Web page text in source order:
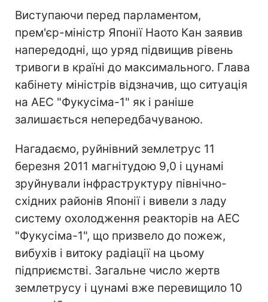
Виступаючи перед парламентом,
прем'єр-міністр Японії Наото Кан заявив
напередодні, що уряд підвищив рівень
тривоги в країні до максимального. Глава
кабінету міністрів відзначив, що ситуація
на АЕС "Фукусіма-1" як і раніше
залишається непередбачуваною.
Нагадаємо, руйнівний землетрус 11
березня 2011 магнітудою 9,0 і цунамі
зруйнували інфраструктуру північно-
східних районів Японії і вивели з ладу
систему охолодження реакторів на АЕС
"Фукусіма-1", що призвело до пожеж,
вибухів і витоку радіації на цьому
підприємстві. Загальне число жертв
землетрусу і цунамі вже перевищило 10